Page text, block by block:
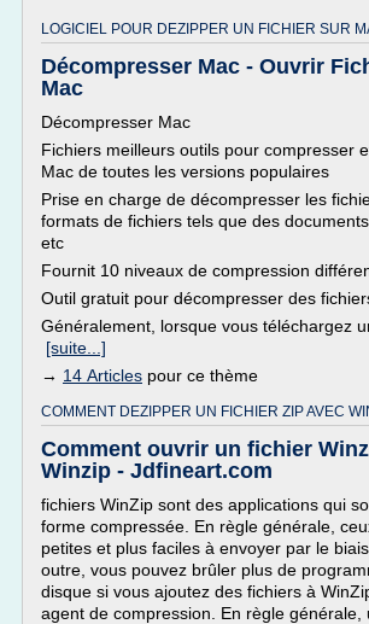
LOGICIEL POUR DEZIPPER UN FICHIER SUR
Décompresser Mac - Ouvrir
Mac
Décompresser Mac
Fichiers meilleurs outils pour compresser
Mac de toutes les versions populaires
Prise en charge de décompresser les
formats de fichiers tels que des
etc
Fournit 10 niveaux de compression
Outil gratuit pour décompresser des
Généralement, lorsque vous téléchargez
[suite...]
→ 14 Articles pour ce thème
COMMENT DEZIPPER UN FICHIER ZIP AVEC
Comment ouvrir un fichier
Winzip - Jdfineart.com
fichiers WinZip sont des applications qui
forme compressée. En règle générale,
petites et plus faciles à envoyer par le
outre, vous pouvez brûler plus de
disque si vous ajoutez des fichiers à
agent de compression. En règle générale,